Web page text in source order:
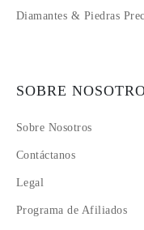
Diamantes & Piedras
SOBRE
Sobre Nosotros
Contáctanos
Legal
Programa de Afiliados